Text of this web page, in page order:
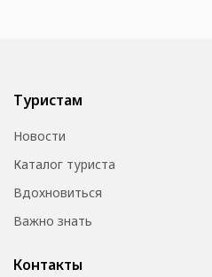
Туристам
Новости
Каталог туриста
Вдохновиться
Важно знать
Контакты